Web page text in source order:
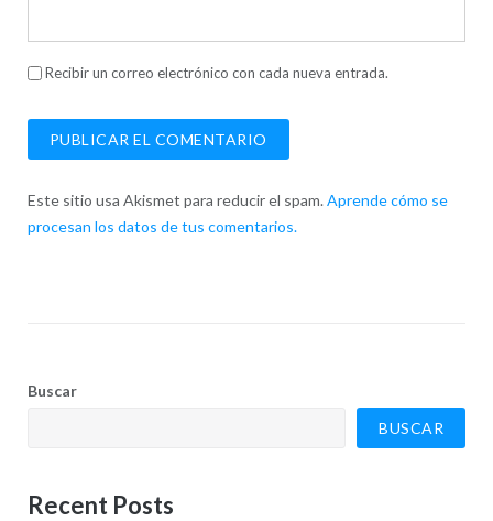
Recibir un correo electrónico con cada nueva entrada.
Este sitio usa Akismet para reducir el spam. Aprende cómo se
procesan los datos de tus comentarios.
Buscar
BUSCAR
Recent Posts